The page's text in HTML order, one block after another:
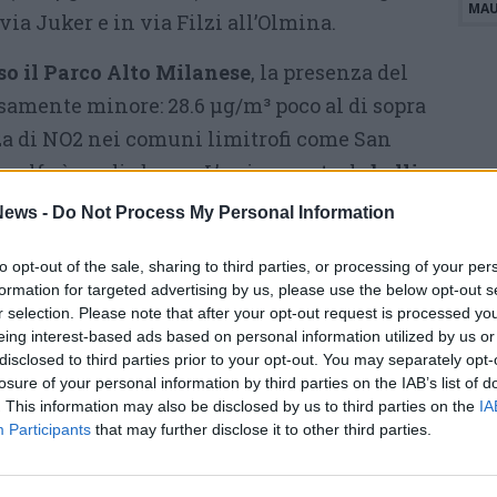
- Do Not Process My Personal Information
opt-out of the sale, sharing to third parties, or processing of your
for targeted advertising by us, please use the below opt-out
selection. Please note that after your opt-out request is processed
interest-based ads based on personal information utilized by us
to third parties prior to your opt-out. You may separately
of your personal information by third parties on the IAB’s list of
This information may also be disclosed by us to third parties on the
Participants that may further disclose it to other third parties.
Juker e in via Filzi all’Olmina.
il Parco Alto Milanese, la presenza del
minore: 28.6 μg/m³ poco al di sopra
di NO2 nei comuni limitrofi come San
è medio bassa. L’unico punto dabollino
Magenta,alla rotatoria tra le vie Firenze
per il 3,6%.
Di seguito la mappa